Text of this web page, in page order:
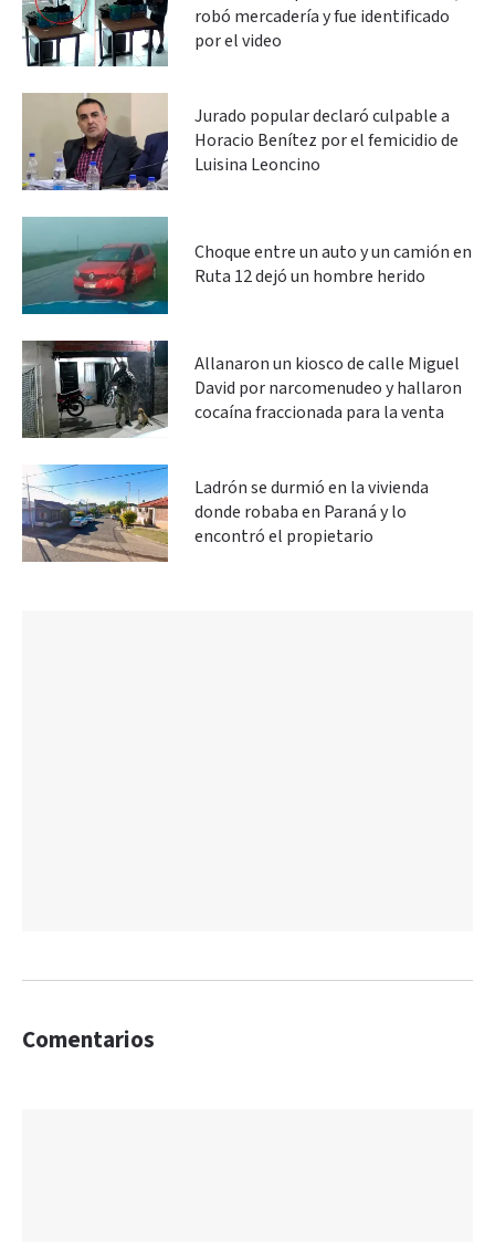
robó mercadería y fue identificado
por el video
Jurado popular declaró culpable a
Horacio Benítez por el femicidio de
Luisina Leoncino
Choque entre un auto y un camión en
Ruta 12 dejó un hombre herido
Allanaron un kiosco de calle Miguel
David por narcomenudeo y hallaron
cocaína fraccionada para la venta
Ladrón se durmió en la vivienda
donde robaba en Paraná y lo
encontró el propietario
Comentarios